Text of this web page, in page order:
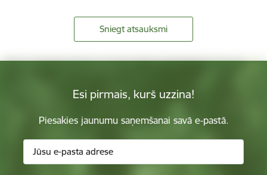
Sniegt atsauksmi
Esi pirmais, kurš uzzina!
Piesakies jaunumu saņemšanai savā e-pastā.